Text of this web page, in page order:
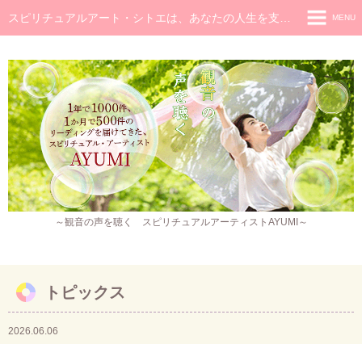
～観音の声を聴く スピリチュアルアーティストAYUMI～
MENU
◆ごあいさつ
スピリチュアル・メッセージ
チャネラー養成講座
スピリチュアル開花レッスン
レイキヒーラー養成コース・レイキアチューメント
作品販売
イベント・セミナー・お茶会
トピックス
2026.06.06